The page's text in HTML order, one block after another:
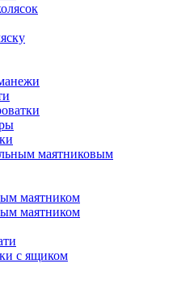
маятниковым
маятником
маятником
с ящиком